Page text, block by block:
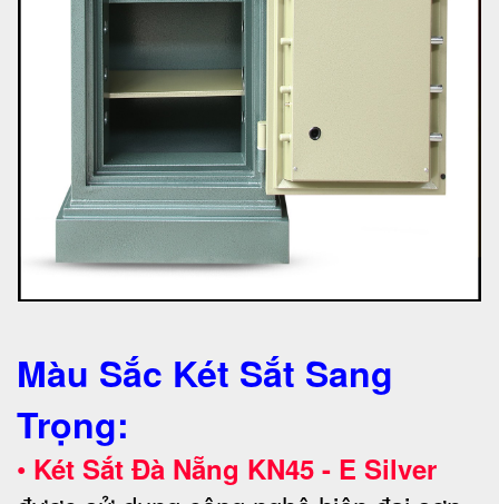
Màu Sắc Két Sắt Sang
Trọng:
• Két Sắt Đà Nẵng KN45 - E Silver